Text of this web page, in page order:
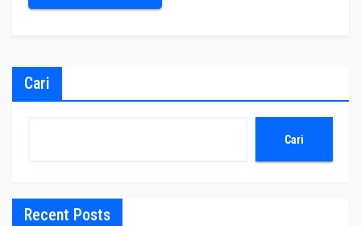
Cari
Cari
Recent Posts